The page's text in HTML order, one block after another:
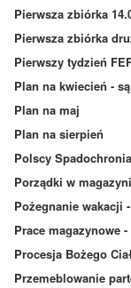
Pierwsza zbiórka
Pierwsza zbiórka
Pierwszy tydzień
Plan na kwiecień -
Plan na maj
Plan na sierpień
Polscy
Porządki w
Pożegnanie wakacji
Prace magazynowe
Procesja Bożego
Przemeblowanie